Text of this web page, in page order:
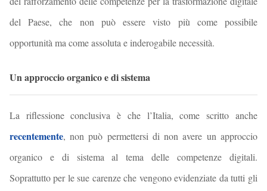
del Paese, che non può essere visto più come possibile
opportunità ma come assoluta e inderogabile necessità.
Un approccio organico e di sistema
La riflessione conclusiva è che l’Italia, come scritto anche
recentemente, non può permettersi di non avere un approccio
organico e di sistema al tema delle competenze digitali.
Soprattutto per le sue carenze che vengono evidenziate da tutti gli